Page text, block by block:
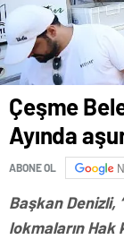
Çeşme
Ayında
ABONE OL
Başkan Denizli,
lokmaların Hak